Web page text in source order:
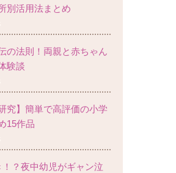
別活用法まとめ
の法則！両親と赤ちゃん
験談
究】簡単で高評価の小学
15作品
？夜中幼児がギャン泣